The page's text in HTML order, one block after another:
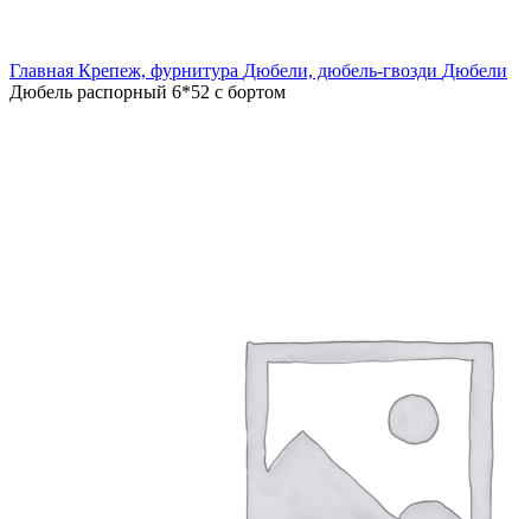
Главная Крепеж, фурнитура Дюбели, дюбель-гвозди Дюбели
Дюбель распорный 6*52 с бортом